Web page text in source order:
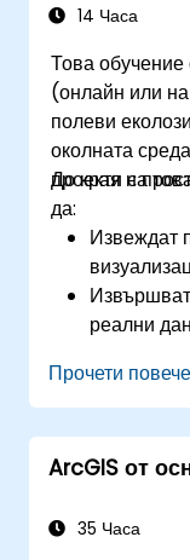
14 Часа
Това
(онлайн или
полеви
околната
проекти с
До края на
да:
Извеждат
реални
обработка
ArcGIS.
проекти в
Прочети
ArcGIS от
35 Часа